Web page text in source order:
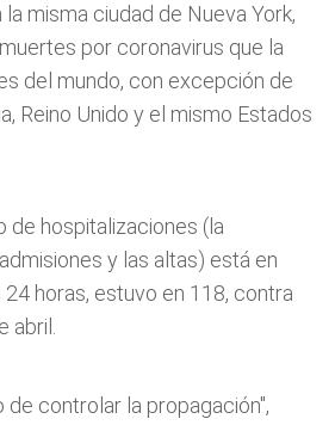
misma ciudad de Nueva York,
por coronavirus que la
del mundo, con excepción de
Reino Unido y el mismo Estados
de hospitalizaciones (la
y las altas) está en
24 horas, estuvo en 118, contra
de controlar la propagación",